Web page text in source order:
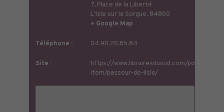
7, Place de la Liberté
L'Isle sur la Sorgue, 84800
+ Google Map
Téléphone : 04.90.20.85.84
Site :
https://www.librairesdusud.com/portfolio-
item/passeur-de-lisle/